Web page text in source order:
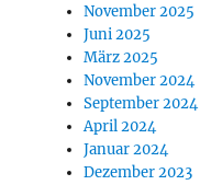
November 2025
Juni 2025
März 2025
November 2024
September 2024
April 2024
Januar 2024
Dezember 2023